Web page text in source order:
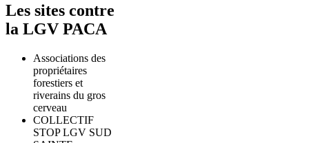
Les sites contre
la LGV PACA
Associations des
propriétaires
forestiers et
riverains du gros
cerveau
COLLECTIF
STOP LGV SUD